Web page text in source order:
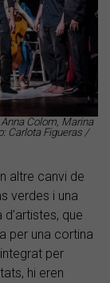
Colom, Marina
Carlota Figueras /
altre canvi de
verdes i una
que
per una cortina
per
hi eren